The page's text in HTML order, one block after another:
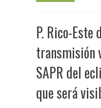
P. Rico-Este
transmisión
SAPR del
que será